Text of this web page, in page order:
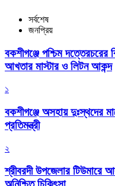
সর্বশেষ
জনপ্রিয়
বকশীগঞ্জে পশ্চিম দত্তেরচরের
আখতার মাস্টার ও লিটন আকন্দ
১
বকশীগঞ্জে অসহায় দুঃস্থদের
প্রতিমন্ত্রী
২
শ্রীবরদী উপজেলার টিউমারে